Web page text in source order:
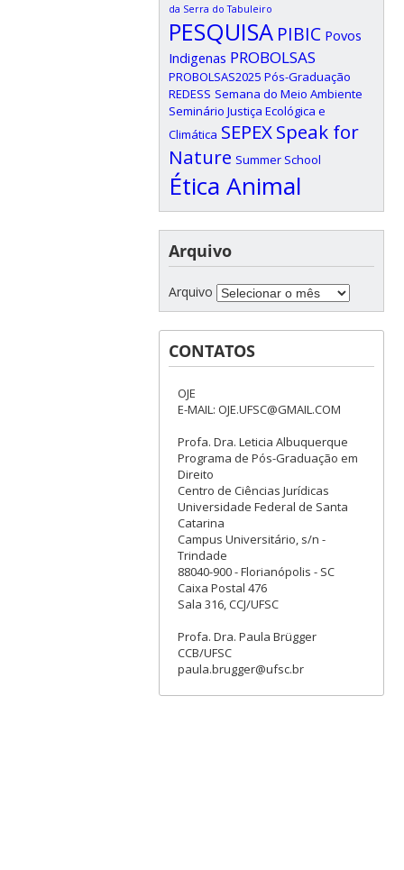
da Serra do Tabuleiro
PESQUISA PIBIC Povos
Indigenas PROBOLSAS
PROBOLSAS2025 Pós-Graduação
REDESS Semana do Meio Ambiente
Seminário Justiça Ecológica e
Climática SEPEXSpeak for
Nature Summer School
Ética Animal
Arquivo
Arquivo
CONTATOS
OJE
E-MAIL: OJE.UFSC@GMAIL.COM
Profa. Dra. Leticia Albuquerque
Programa de Pós-Graduação em
Direito
Centro de Ciências Jurídicas
Universidade Federal de Santa
Catarina
Campus Universitário, s/n -
Trindade
88040-900 - Florianópolis - SC
Caixa Postal 476
Sala 316, CCJ/UFSC
Profa. Dra. Paula Brügger
CCB/UFSC
paula.brugger@ufsc.br